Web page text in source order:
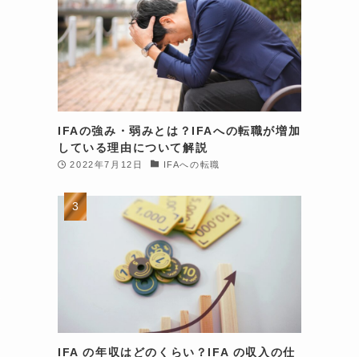
IFAの強み・弱みとは？IFAへの転職が増加
している理由について解説
2022年7月12日 IFAへの転職
IFA の年収はどのくらい？IFA の収入の仕